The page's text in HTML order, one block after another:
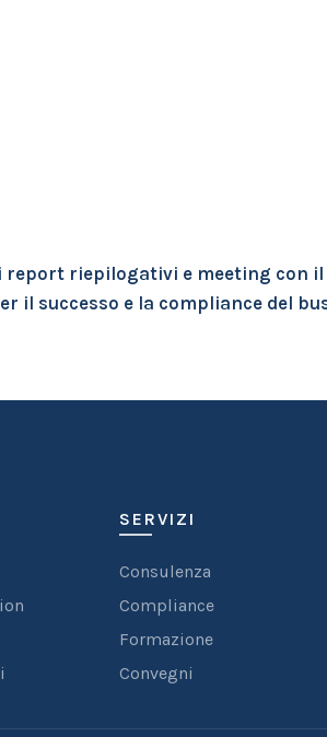
riepilogativi e meeting con
il successo e la compliance del
SERVIZI
Consulenza
Compliance
Formazione
Convegni